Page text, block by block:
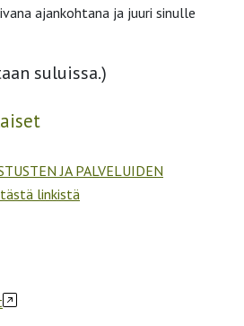
ajankohtana ja juuri sinulle
suluissa.)
JA PALVELUIDEN
linkistä